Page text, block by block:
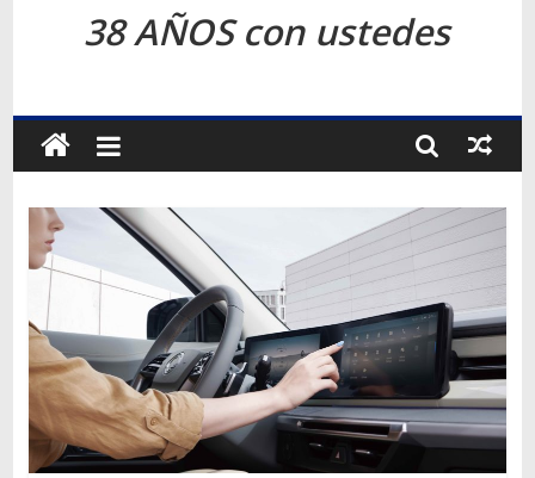
Revista
Transporte
Terrestre
Autos,
camiones,
motos,
información
del
mundo
del
transporte
38 AÑOS con ustedes